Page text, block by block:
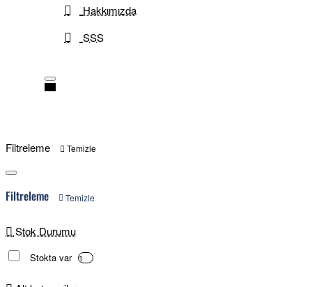
Hakkımızda
SSS
Filtreleme Temizle
Filtreleme Temizle
Stok Durumu
Stokta var 1